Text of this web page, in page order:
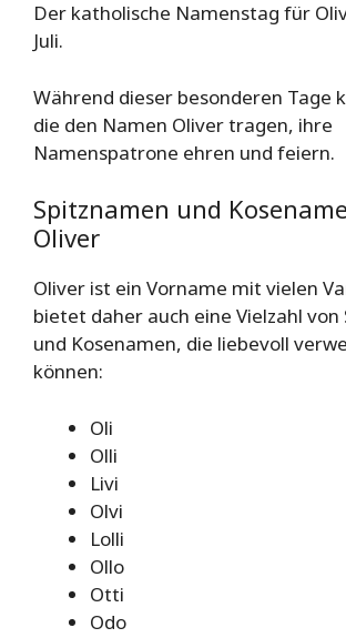
Der katholische Namenstag für
Juli.
Während dieser besonderen Tage
die den Namen Oliver tragen, ihre
Namenspatrone ehren und feiern.
Spitznamen und
Oliver
Oliver ist ein Vorname mit vielen
bietet daher auch eine Vielzahl von
und Kosenamen, die liebevoll
können:
Oli
Olli
Livi
Olvi
Lolli
Ollo
Otti
Odo